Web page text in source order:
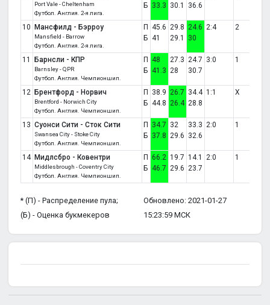
Port Vale - Cheltenham
Футбол. Англия. 2-я лига.
Б 33.3 30.1
36.6
10 Мансфилд - Бэрроу
Mansfield - Barrow
Футбол. Англия. 2-я лига.
П
Б
45.6
41
29.8
29.1
24.6
30
2:4 2
11 Барнсли - КПР
Barnsley - QPR
Футбол. Англия. Чемпионшип.
П
Б
48
41.3
27.3
28
24.7
30.7
3:0 1
12 Брентфорд - Норвич
Brentford - Norwich City
Футбол. Англия. Чемпионшип.
П
Б
38.9
44.8
26.7
26.4
34.4
28.8
1:1 X
13 Суонси Сити - Сток Сити
Swansea City - Stoke City
Футбол. Англия. Чемпионшип.
П
Б
34.7
37.8
32
29.6
33.3
32.6
2:0 1
14 Мидлсбро - Ковентри
Middlesbrough - Coventry City
Футбол. Англия. Чемпионшип.
П
Б
66.2
46.7
19.7
29.6
14.1
23.7
2:0 1
* (П) - Распределение пула;
(Б) - Оценка букмекеров
Обновлено: 2021-01-27
15:23:59 МСК